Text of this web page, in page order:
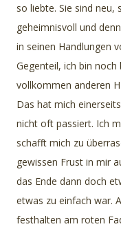
so liebte. Sie sind neu,
geheimnisvoll und
in seinen Handlungen
Gegenteil, ich bin
vollkommen anderen
Das hat mich
nicht oft passiert. Ich
schafft mich zu
gewissen Frust in mir
das Ende dann doch
etwas zu einfach war.
festhalten am roten